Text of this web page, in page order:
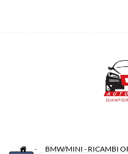
> BMW/MINI - RICAMBI